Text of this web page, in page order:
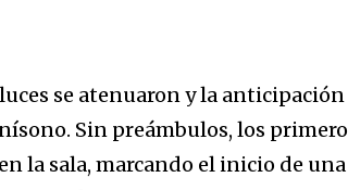
se atenuaron y la anticipación
Sin preámbulos, los
la sala, marcando el inicio de una